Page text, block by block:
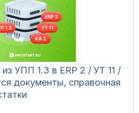
УПП 1.3 в ERP 2 / УТ 11 /
документы, справочная